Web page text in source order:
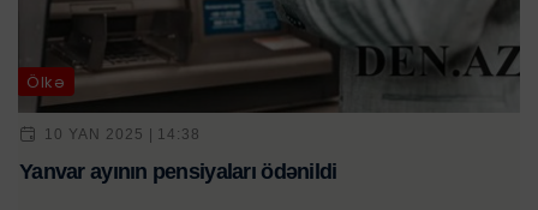
Ölkə
10 YAN 2025 | 14:38
Yanvar ayının pensiyaları ödənildi